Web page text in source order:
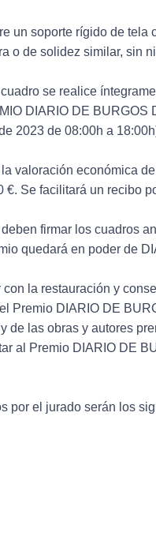
un soporte rígido de tela
o de solidez similar, sin
se realice
DIARIO DE
2023 de 08:00h a
valoración económica
€. Se facilitará un recibo
firmar los cuadros
quedará en poder de
la restauración y
Premio DIARIO DE
de las obras y autores
al Premio DIARIO DE
por el jurado serán los